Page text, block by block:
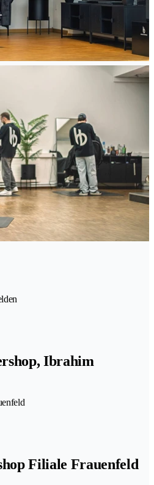
Ibrahim
Filiale Frauenfeld